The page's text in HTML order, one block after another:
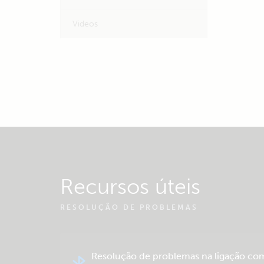
Recursos úteis
RESOLUÇÃO DE PROBLEMAS
Resolução de problemas na ligação